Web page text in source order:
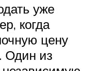
уже
когда
цену
Один из